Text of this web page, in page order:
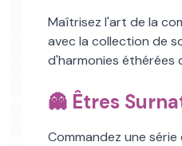
Maîtrisez l'art de la
avec la collection de
d'harmonies éthérées
👻 Êtres
Commandez une